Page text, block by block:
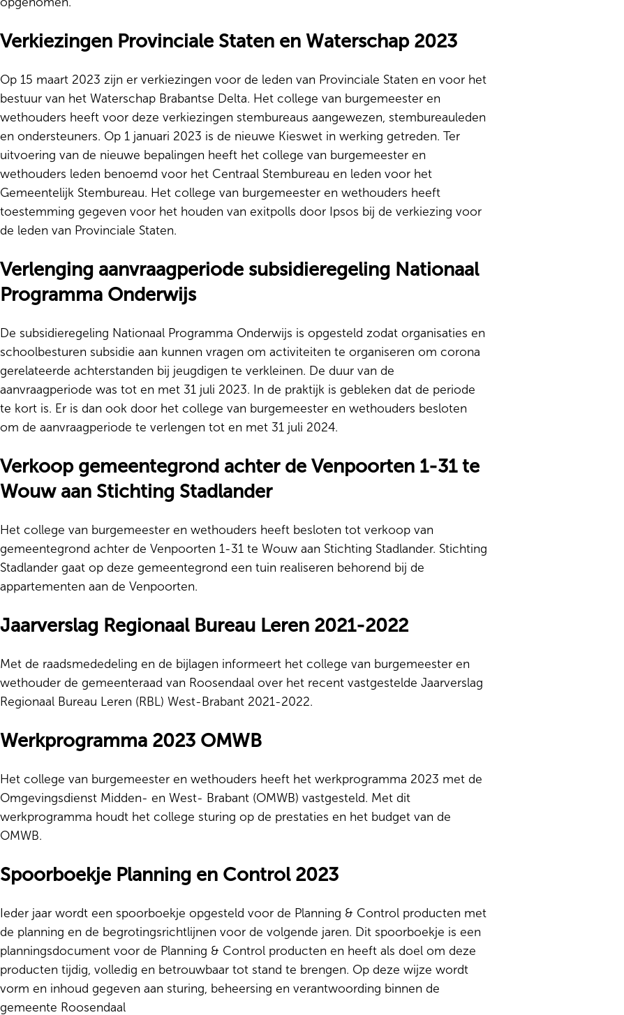
Verkiezingen Provinciale Staten en Waterschap 2023
Op 15 maart 2023 zijn er verkiezingen voor de leden van Provinciale Staten en voor het
bestuur van het Waterschap Brabantse Delta. Het college van burgemeester en
wethouders heeft voor deze verkiezingen stembureaus aangewezen, stembureauleden
en ondersteuners. Op 1 januari 2023 is de nieuwe Kieswet in werking getreden. Ter
uitvoering van de nieuwe bepalingen heeft het college van burgemeester en
wethouders leden benoemd voor het Centraal Stembureau en leden voor het
Gemeentelijk Stembureau. Het college van burgemeester en wethouders heeft
toestemming gegeven voor het houden van exitpolls door Ipsos bij de verkiezing voor
de leden van Provinciale Staten.
Verlenging aanvraagperiode subsidieregeling Nationaal
Programma Onderwijs
De subsidieregeling Nationaal Programma Onderwijs is opgesteld zodat organisaties en
schoolbesturen subsidie aan kunnen vragen om activiteiten te organiseren om corona
gerelateerde achterstanden bij jeugdigen te verkleinen. De duur van de
aanvraagperiode was tot en met 31 juli 2023. In de praktijk is gebleken dat de periode
te kort is. Er is dan ook door het college van burgemeester en wethouders besloten
om de aanvraagperiode te verlengen tot en met 31 juli 2024.
Verkoop gemeentegrond achter de Venpoorten 1-31 te
Wouw aan Stichting Stadlander
Het college van burgemeester en wethouders heeft besloten tot verkoop van
gemeentegrond achter de Venpoorten 1-31 te Wouw aan Stichting Stadlander. Stichting
Stadlander gaat op deze gemeentegrond een tuin realiseren behorend bij de
appartementen aan de Venpoorten.
Jaarverslag Regionaal Bureau Leren 2021-2022
Met de raadsmededeling en de bijlagen informeert het college van burgemeester en
wethouder de gemeenteraad van Roosendaal over het recent vastgestelde Jaarverslag
Regionaal Bureau Leren (RBL) West-Brabant 2021-2022.
Werkprogramma 2023 OMWB
Het college van burgemeester en wethouders heeft het werkprogramma 2023 met de
Omgevingsdienst Midden- en West- Brabant (OMWB) vastgesteld. Met dit
werkprogramma houdt het college sturing op de prestaties en het budget van de
OMWB.
Spoorboekje Planning en Control 2023
Ieder jaar wordt een spoorboekje opgesteld voor de Planning & Control producten met
de planning en de begrotingsrichtlijnen voor de volgende jaren. Dit spoorboekje is een
planningsdocument voor de Planning & Control producten en heeft als doel om deze
producten tijdig, volledig en betrouwbaar tot stand te brengen. Op deze wijze wordt
vorm en inhoud gegeven aan sturing, beheersing en verantwoording binnen de
gemeente Roosendaal